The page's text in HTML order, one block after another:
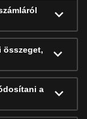
összeget,
a